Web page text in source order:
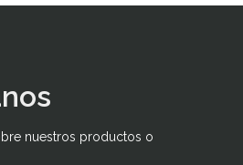
nuestros productos o